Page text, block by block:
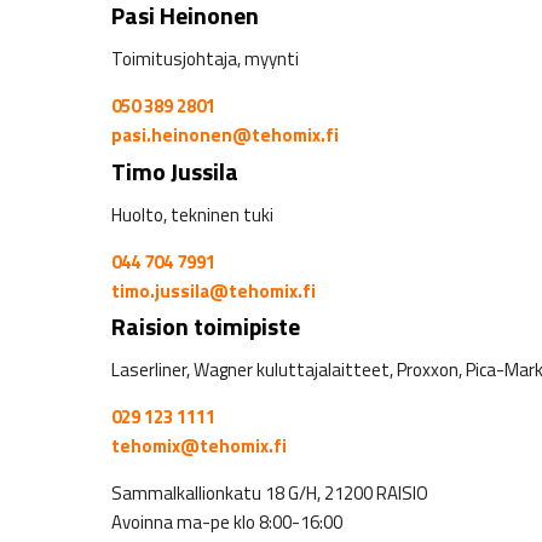
Pasi Heinonen
Toimitusjohtaja, myynti
050 389 2801
pasi.heinonen@tehomix.fi
Timo Jussila
Huolto, tekninen tuki
044 704 7991
timo.jussila@tehomix.fi
Raision toimipiste
Laserliner, Wagner kuluttajalaitteet, Proxxon, Pica-
029 123 1111
tehomix@tehomix.fi
Sammalkallionkatu 18 G/H, 21200 RAISIO
Avoinna ma-pe klo 8:00-16:00